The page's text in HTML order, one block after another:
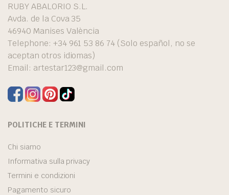
RUBY ABALORIO S.L.
Avda. de la Cova 35
46940 Manises València
Telephone: +34 961 53 86 74 (Solo español, no se
aceptan otros idiomas)
Email: artestar123@gmail.com
POLITICHE E TERMINI
Chi siamo
Informativa sulla privacy
Termini e condizioni
Pagamento sicuro